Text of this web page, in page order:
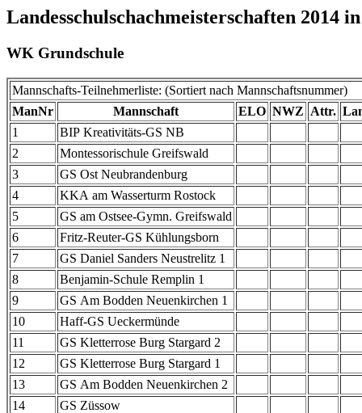
Landesschulschachmeisterschaften 2014
WK Grundschule
Mannschafts-Teilnehmerliste: (Sortiert nach Mannschaftsnummer)
ManNr
Mannschaft ELO NWZ Attr.
1
BIP Kreativitäts-GS NB
2
Montessorischule Greifswald
3
GS Ost Neubrandenburg
4
KKA am Wasserturm Rostock
5
GS am Ostsee-Gymn. Greifswald
6
Fritz-Reuter-GS Kühlungsborn
7
GS Daniel Sanders Neustrelitz 1
8
Benjamin-Schule Remplin 1
9
GS Am Bodden Neuenkirchen 1
10
Haff-GS Ueckermünde
11
GS Kletterrose Burg Stargard 2
12
GS Kletterrose Burg Stargard 1
13
GS Am Bodden Neuenkirchen 2
14
GS Züssow